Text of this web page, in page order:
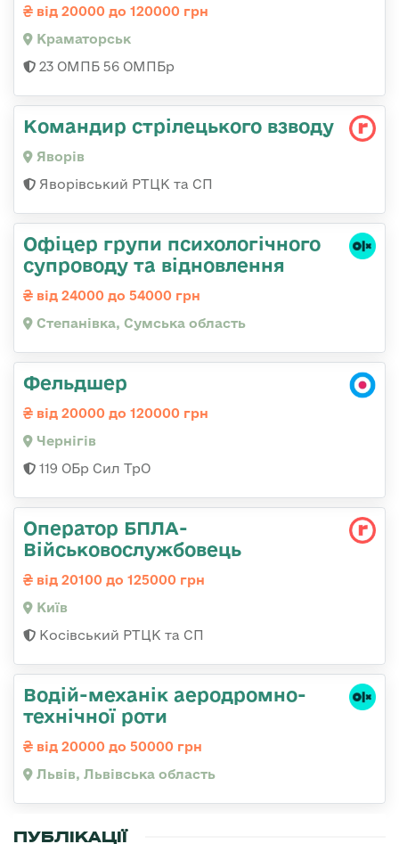
від 20000 до 120000 грн
Краматорськ
23 ОМПБ 56 ОМПБр
Командир стрілецького взводу
Яворів
Яворівський РТЦК та СП
Офіцер групи психологічного
супроводу та відновлення
від 24000 до 54000 грн
Степанівка, Сумська область
Фельдшер
від 20000 до 120000 грн
Чернігів
119 ОБр Сил ТрО
Оператор БПЛА-
Військовослужбовець
від 20100 до 125000 грн
Київ
Косівський РТЦК та СП
Водій-механік аеродромно-
технічної роти
від 20000 до 50000 грн
Львів, Львівська область
ПУБЛІКАЦІЇ